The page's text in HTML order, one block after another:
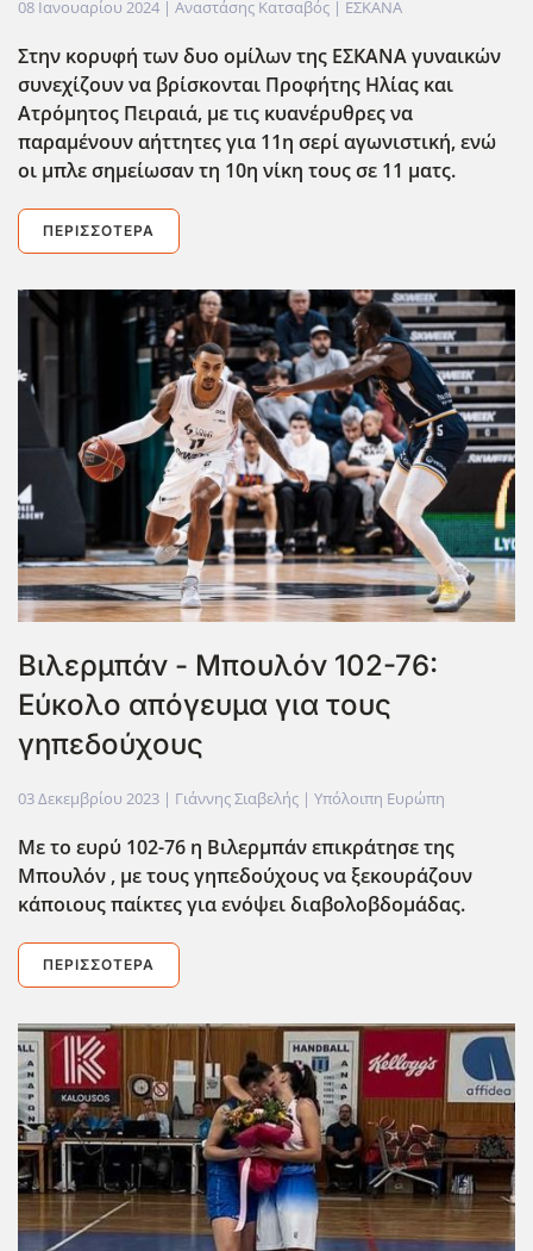
08 Ιανουαρίου 2024 | Αναστάσης Κατσαβός | ΕΣΚΑΝΑ
Στην κορυφή των δυο ομίλων της ΕΣΚΑΝΑ γυναικών
συνεχίζουν να βρίσκονται Προφήτης Ηλίας και
Ατρόμητος Πειραιά, με τις κυανέρυθρες να
παραμένουν αήττητες για 11η σερί αγωνιστική, ενώ
οι μπλε σημείωσαν τη 10η νίκη τους σε 11 ματς.
ΠΕΡΙΣΣΌΤΕΡΑ
Βιλερμπάν - Μπουλόν 102-76:
Εύκολο απόγευμα για τους
γηπεδούχους
03 Δεκεμβρίου 2023 | Γιάννης Σιαβελής | Υπόλοιπη Ευρώπη
Με το ευρύ 102-76 η Βιλερμπάν επικράτησε της
Μπουλόν , με τους γηπεδούχους να ξεκουράζουν
κάποιους παίκτες για ενόψει διαβολοβδομάδας.
ΠΕΡΙΣΣΌΤΕΡΑ